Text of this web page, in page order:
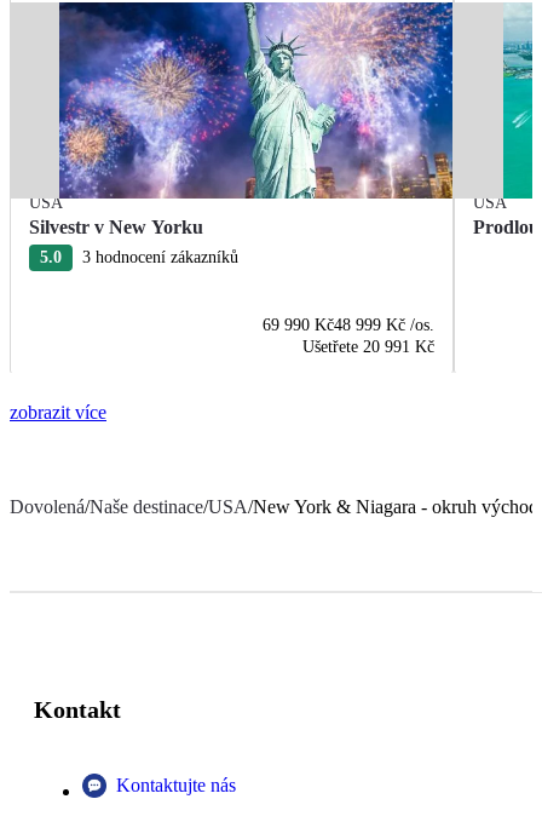
USA
Silvestr v New Yorku
5.0 3 hodnocení zákazníků
69 990 Kč48 999 Kč /os.
Ušetřete 20 991 Kč
USA
zobrazit více
Dovolená/Naše destinace/USA/New York & Niagara - okruh
Kontakt
Kontaktujte nás